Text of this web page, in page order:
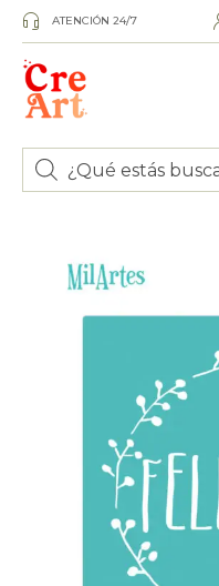
ATENCIÓN 24/7